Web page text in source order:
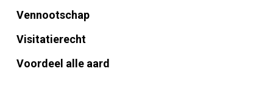
Vennootschap
Visitatierecht
Voordeel alle aard